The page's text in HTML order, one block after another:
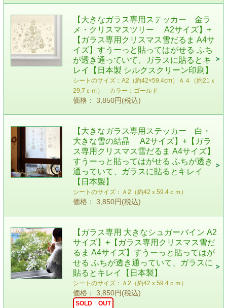
【大きなガラス専用ステッカー 金ラ
メ・クリスマスツリー A2サイズ】+
【ガラス専用クリスマス雪だるま A4サ
イズ】すうーっと貼ってはがせる ふち
が透き通っていて、ガラスに貼るとキ
レイ【日本製 シルクスクリーン印刷】
シートのサイズ：A2（約42×59.4cm）Ａ４（約21ｘ
29.7ｃｍ） カラー：ゴールド
価格： 3,850円(税込)
【大きなガラス専用ステッカー 白・
大きな雪の結晶 A2サイズ】+【ガラ
ス専用クリスマス雪だるま A4サイズ】
すうーっと貼ってはがせる ふちが透き
通っていて、ガラスに貼るとキレイ
【日本製】
シートのサイズ：Ａ2（約42ｘ59.4ｃｍ）
価格： 3,850円(税込)
【ガラス専用 大きなシュガーバイン A2
サイズ】+【ガラス専用クリスマス雪だ
るま A4サイズ】すうーっと貼ってはが
せる ふちが透き通っていて、ガラスに
貼るとキレイ【日本製】
シートのサイズ：Ａ2（約42ｘ59.4ｃｍ）
価格： 3,850円(税込)
SOLD OUT